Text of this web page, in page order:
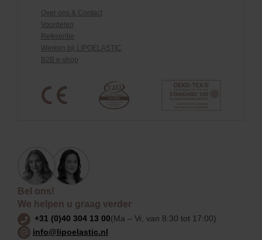
Over ons & Contact
Voordelen
Referentie
Werken bij LIPOELASTIC
B2B e-shop
Bel ons!
We helpen u graag verder
+31 (0)40 304 13 00(Ma – Vr, van 8:30 tot 17:00)
info@lipoelastic.nl